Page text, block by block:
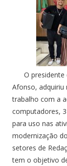
O presidente
Afonso, adquiriu
trabalho com a
computadores,
para uso nas
modernização
setores de
tem o objetivo